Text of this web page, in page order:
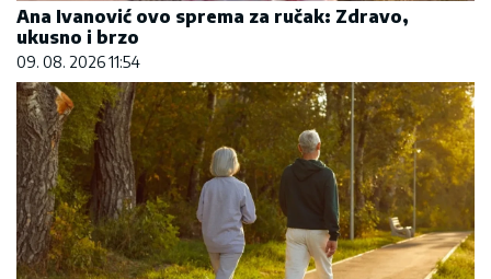
Ana Ivanović ovo sprema za ručak: Zdravo,
ukusno i brzo
09. 08. 2026 11:54